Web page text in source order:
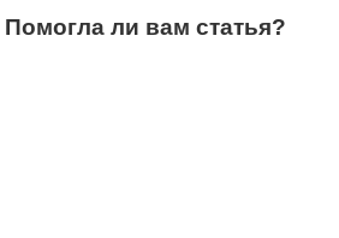
Помогла ли вам статья?